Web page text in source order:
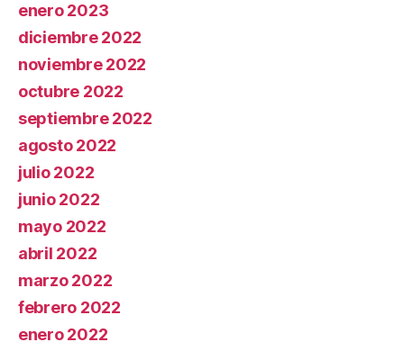
enero 2023
diciembre 2022
noviembre 2022
octubre 2022
septiembre 2022
agosto 2022
julio 2022
junio 2022
mayo 2022
abril 2022
marzo 2022
febrero 2022
enero 2022